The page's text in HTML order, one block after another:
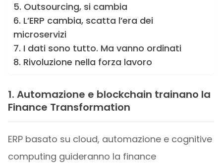
5. Outsourcing, si cambia
6. L’ERP cambia, scatta l’era dei
microservizi
7. I dati sono tutto. Ma vanno ordinati
8. Rivoluzione nella forza lavoro
1. Automazione e blockchain trainano la
Finance Transformation
ERP basato su cloud, automazione e cognitive
computing guideranno la finance